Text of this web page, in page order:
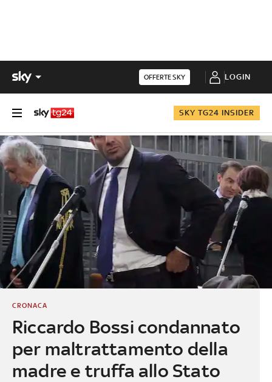
OFFERTE SKY LOGIN
SKY TG24 INSIDER
Riccardo Bossi condannato
per maltrattamento della
madre e truffa allo Stato
CRONACA